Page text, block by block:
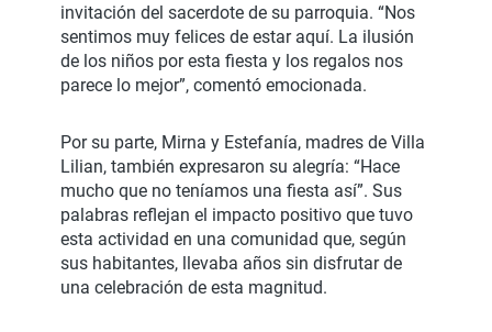
invitación del sacerdote de su parroquia. “Nos
sentimos muy felices de estar aquí. La ilusión
de los niños por esta fiesta y los regalos nos
parece lo mejor”, comentó emocionada.
Por su parte, Mirna y Estefanía, madres de Villa
Lilian, también expresaron su alegría: “Hace
mucho que no teníamos una fiesta así”. Sus
palabras reflejan el impacto positivo que tuvo
esta actividad en una comunidad que, según
sus habitantes, llevaba años sin disfrutar de
una celebración de esta magnitud.